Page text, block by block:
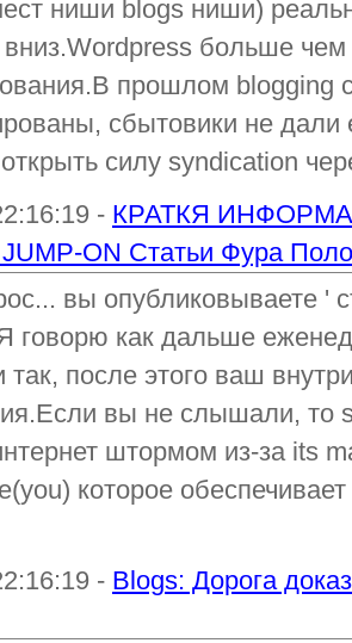
ниши blogs ниши)
больше чем
прошлом blogging
сбытовики не дали
силу syndication
- КРАТКЯ
ON Статьи Фура
вы опубликовываете '
говорю как дальше
так, после этого ваш
вы не слышали, то
штормом из-за its
которое
- Blogs: Дорога